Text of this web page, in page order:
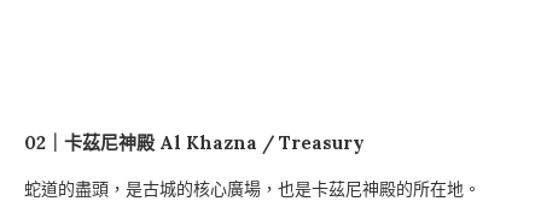
02｜卡茲尼神殿 Al Khazna / Treasury
蛇道的盡頭，是古城的核心廣場，也是卡茲尼神殿的所在地。